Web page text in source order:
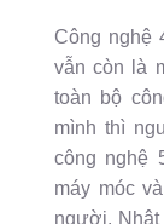
Công nghệ
vẫn còn là
toàn bộ
mình thì
công nghệ
máy móc
người.